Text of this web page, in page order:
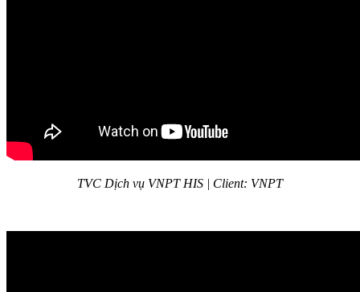
TVC Dịch vụ VNPT HIS | Client: VNPT